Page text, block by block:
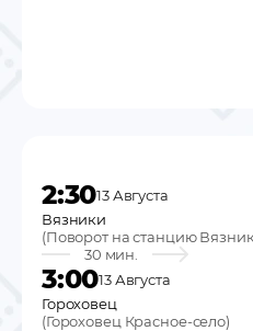
2:3013 Августа
Вязники
(Поворот на станцию
30 мин.
3:0013 Августа
Гороховец
(Гороховец Красное-село)